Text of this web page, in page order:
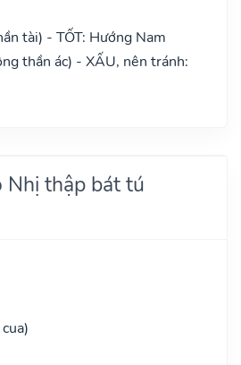
tài) - TỐT: Hướng Nam
thần ác) - XẤU, nên tránh:
Nhị thập bát tú